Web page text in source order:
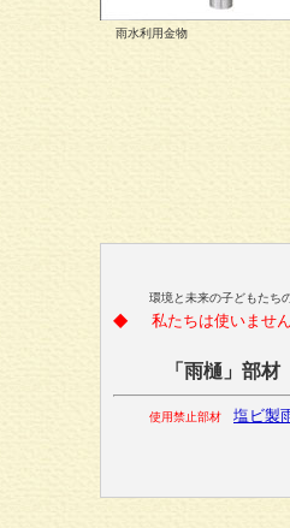
雨水利用金物
環境と未来の子どもたち
◆ 私たちは使いませ
「雨樋」部材
使用禁止部材 塩ビ製